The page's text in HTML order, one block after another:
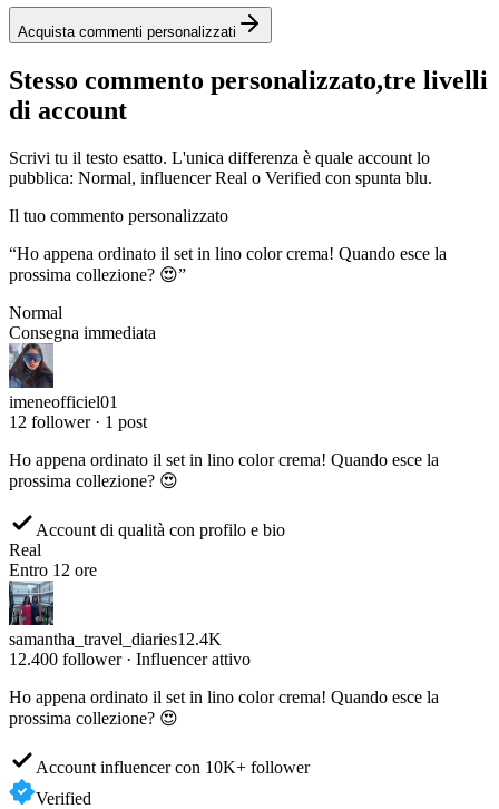
Acquista commenti personalizzati
di account
pubblica: Normal, influencer Real o Verified con spunta blu.
Il tuo commento personalizzato
Ho appena ordinato il set in lino color crema! Quando esce la
prossima collezione? 😍”
Normal
Consegna immediata
imeneofficiel01
12 follower · 1 post
Ho appena ordinato il set in lino color crema! Quando esce la
prossima collezione? 😍
Real
Entro 12 ore
samantha_travel_diaries
12.400 follower · Influencer attivo
prossima collezione? 😍
Verified
Entro 12 ore